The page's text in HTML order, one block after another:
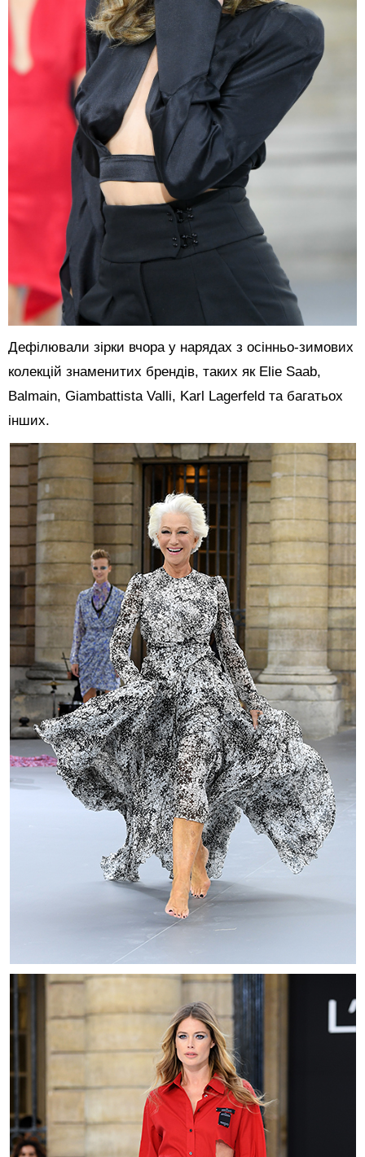
Дефілювали зірки вчора у нарядах з осінньо-зимових
колекцій знаменитих брендів, таких як Elie Saab,
Balmain, Giambattista Valli, Karl Lagerfeld та багатьох
інших.